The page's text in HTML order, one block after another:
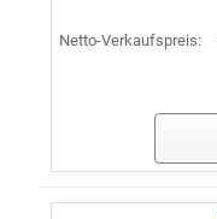
Netto-Verkaufspreis: